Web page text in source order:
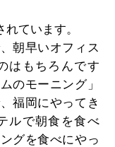
ています。
朝早いオフィス
はもちろんです
のモーニング」
福岡にやってき
ルで朝食を食べ
グを食べにやっ